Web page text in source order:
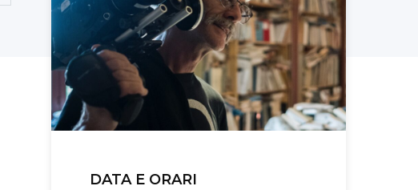
DATA E ORARI